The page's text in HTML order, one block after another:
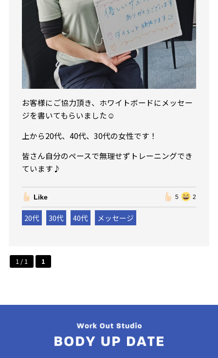
お客様にご協力頂き、ホワイトボードにメッセー
ジを書いてもらいました☺️
上から20代、40代、30代の女性です！
皆さん自分のペースで無理せずトレーニングでき
ています♪
Like 5 2
20代 30代 40代 メッセージ
1 / 1 1